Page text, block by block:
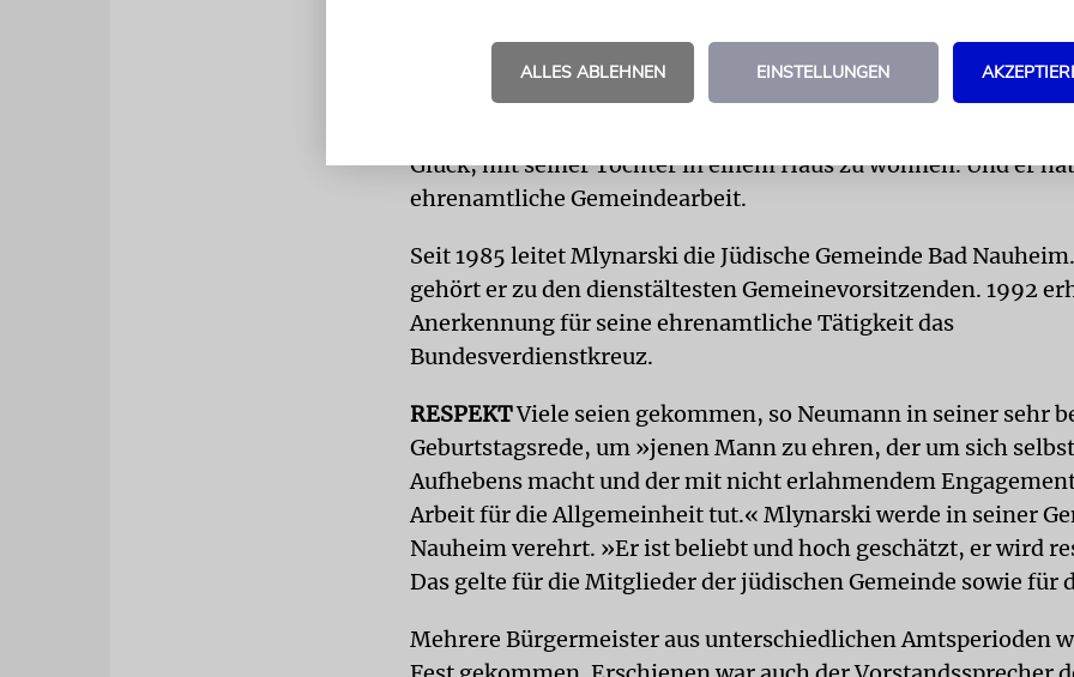
»Es wurde eine Ehe, die 65 Jahre dauerte. Es war für M. M. der
Schlag seines Lebens, als seine geliebte Frau vor drei Jahren
Glück, mit seiner Tochter in einem Haus zu wohnen. Und er
ehrenamtliche Gemeindearbeit.
Seit 1985 leitet Mlynarski die Jüdische Gemeinde Bad
gehört er zu den dienstältesten Gemeinevorsitzenden. 1992
Anerkennung für seine ehrenamtliche Tätigkeit das
Bundesverdienstkreuz.
RESPEKTViele seien gekommen, so Neumann in seiner sehr
Geburtstagsrede, um »jenen Mann zu ehren, der um sich
Aufhebens macht und der mit nicht erlahmendem
Arbeit für die Allgemeinheit tut.« Mlynarski werde in seiner
Nauheim verehrt. »Er ist beliebt und hoch geschätzt, er wird
Das gelte für die Mitglieder der jüdischen Gemeinde sowie für
Mehrere Bürgermeister aus unterschiedlichen Amtsperioden
ALLES ABLEHNEN EINSTELLUNGEN